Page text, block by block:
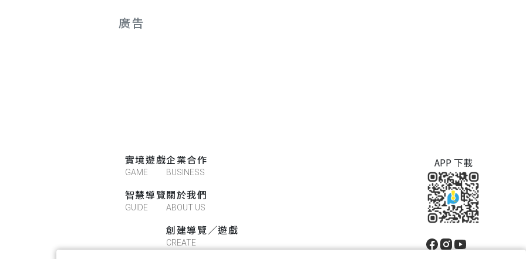
廣告
實境遊戲
GAME
智慧導覽
GUIDE
企業合作
BUSINESS
關於我們
ABOUT US
創建導覽／遊戲
CREATE
APP 下載